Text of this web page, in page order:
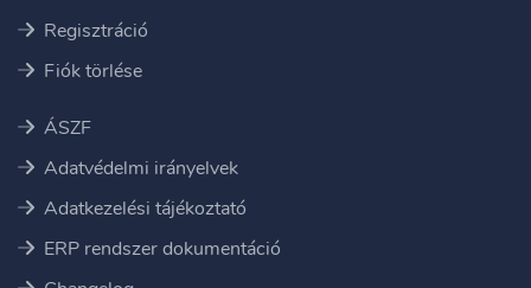
Regisztráció
Fiók törlése
ÁSZF
Adatvédelmi irányelvek
Adatkezelési tájékoztató
ERP rendszer dokumentáció